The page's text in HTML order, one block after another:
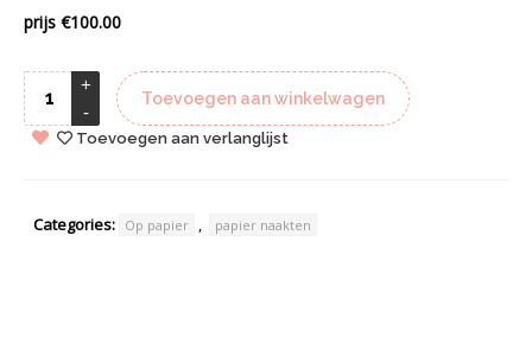
prijs €100.00
Toevoegen aan winkelwagen
Toevoegen aan verlanglijst
Categories: Op papier , papier naakten